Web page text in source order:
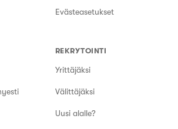
Evästeasetukset
REKRYTOINTI
Yrittäjäksi
Välittäjäksi
Uusi alalle?